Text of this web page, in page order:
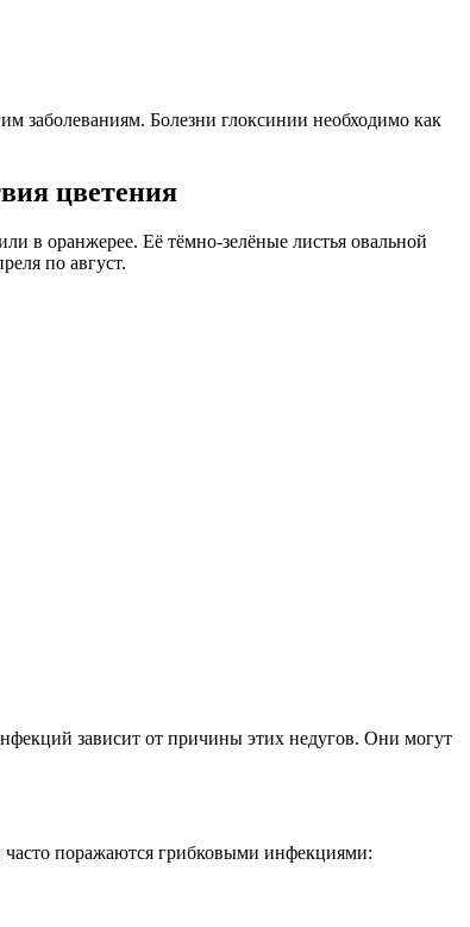
заболеваниям. Болезни глоксинии необходимо как
цветения
в оранжерее. Её тёмно-зелёные листья овальной
по август.
зависит от причины этих недугов. Они могут
поражаются грибковыми инфекциями: